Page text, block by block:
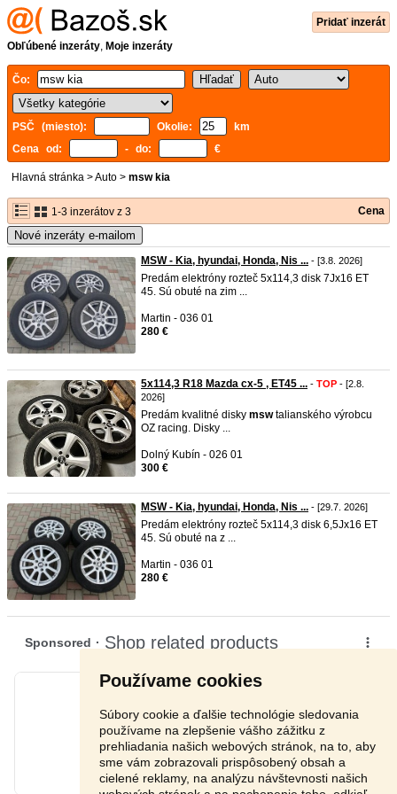
Používame cookies
Súbory cookie a ďalšie technológie sledovania
používame na zlepšenie vášho zážitku z
prehliadania našich webových stránok, na to, aby
sme vám zobrazovali prispôsobený obsah a
cielené reklamy, na analýzu návštevnosti našich
Pridať inzerát
Obľúbené inzeráty, Moje inzeráty
Čo:
PSČ (miesto): Okolie:
km
Cena od:
- do: €
Hlavná stránka >Auto > msw kia
1-3 inzerátov z 3 Cena
Nové inzeráty e-mailom
MSW - Kia, hyundai, Honda, Nis ... - [3.8. 2026]
Predám elektróny rozteč 5x114,3 disk 7Jx16 ET
45. Sú obuté na zim ...
Martin - 036 01
280 €
5x114,3 R18 Mazda cx-5 , ET45 ... - TOP - [2.8.
2026]
Predám kvalitné disky mswtalianského výrobcu
OZ racing. Disky ...
Dolný Kubín - 026 01
300 €
MSW - Kia, hyundai, Honda, Nis ... - [29.7. 2026]
Predám elektróny rozteč 5x114,3 disk 6,5Jx16 ET
45. Sú obuté na z ...
Martin - 036 01
280 €